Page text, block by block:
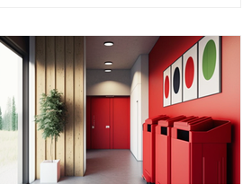
Bilgiler